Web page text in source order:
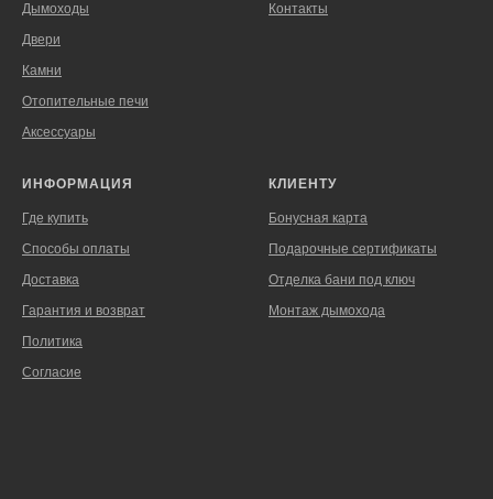
Дымоходы
Двери
Камни
Отопительные печи
Аксессуары
Контакты
ИНФОРМАЦИЯ
Где купить
Способы оплаты
Доставка
Гарантия и возврат
Политика
Согласие
КЛИЕНТУ
Бонусная карта
Подарочные сертификаты
Отделка бани под ключ
Монтаж дымохода